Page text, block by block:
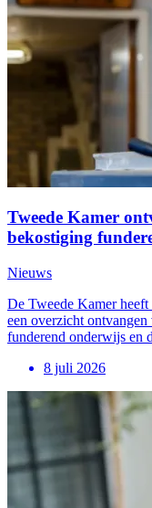
Tweede Kamer
bekostiging
Nieuws
De Tweede Kamer heeft
een overzicht
funderend onderwijs en
8 juli 2026